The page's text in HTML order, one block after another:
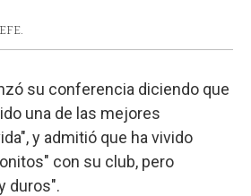
su conferencia diciendo que
una de las mejores
y admitió que ha vivido
con su club, pero
duros".